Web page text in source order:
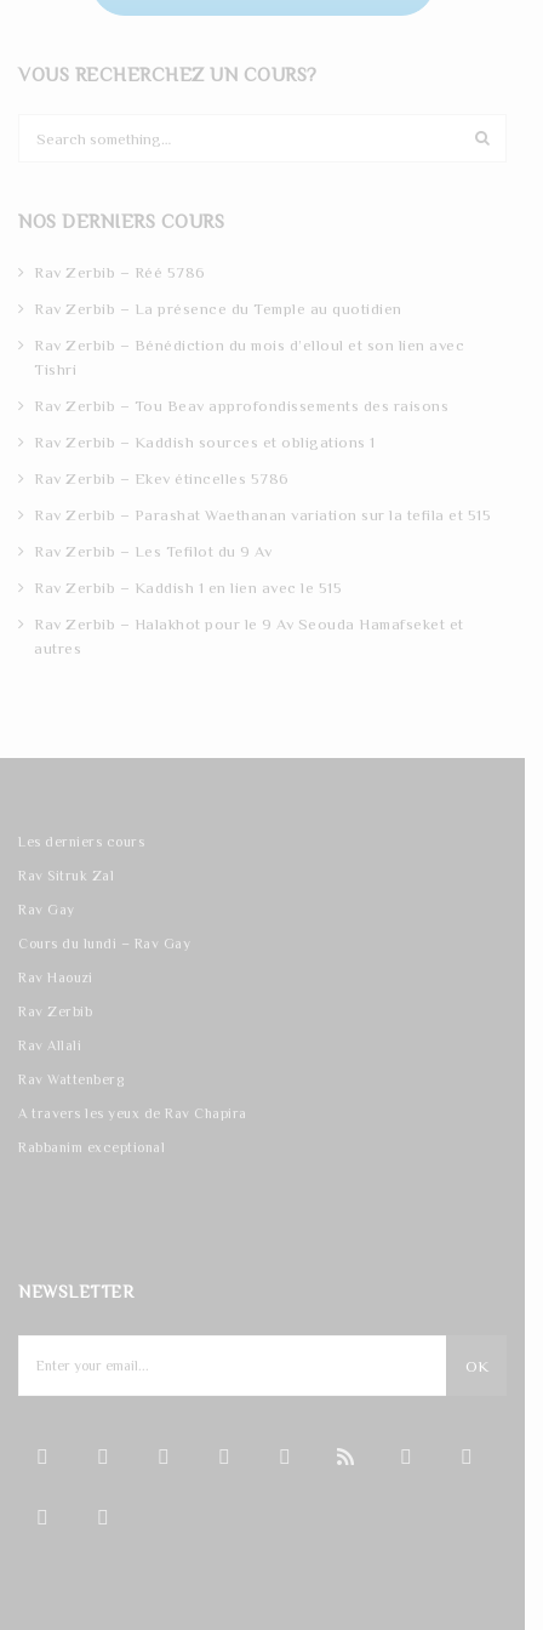
VOUS RECHERCHEZ UN COURS?
c
NOS DERNIERS COURS
Rav Zerbib – Réé 5786
Rav Zerbib – La présence du Temple au quotidien
Rav Zerbib – Bénédiction du mois d’elloul et son lien avec
Tishri
Rav Zerbib – Tou Beav approfondissements des raisons
Rav Zerbib – Kaddish sources et obligations 1
Rav Zerbib – Ekev étincelles 5786
Rav Zerbib – Parashat Waethanan variation sur la tefila et 515
Rav Zerbib – Les Tefilot du 9 Av
Rav Zerbib – Kaddish 1 en lien avec le 515
Rav Zerbib – Halakhot pour le 9 Av Seouda Hamafseket et
autres
Les derniers cours
Rav Sitruk Zal
Rav Gay
Cours du lundi – Rav Gay
Rav Haouzi
Rav Zerbib
Rav Allali
Rav Wattenberg
A travers les yeux de Rav Chapira
Rabbanim exceptional
NEWSLETTER
OK